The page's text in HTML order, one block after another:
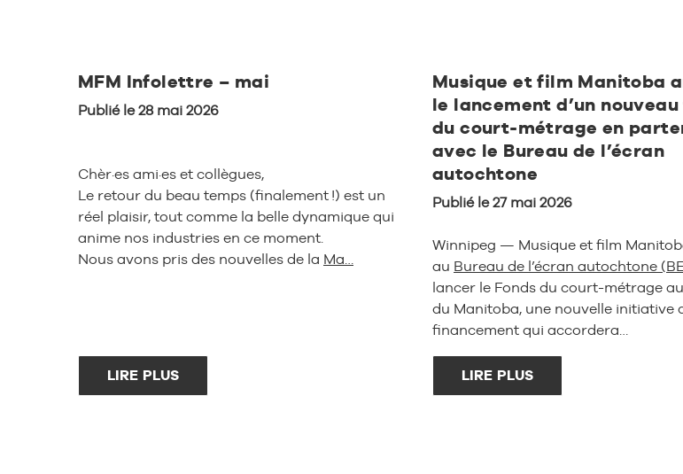
MFM Infolettre – mai
Publié le 28 mai 2026
Chèr·es ami·es et collègues,
Le retour du beau temps (finalement !) est un
réel plaisir, tout comme la belle dynamique qui
anime nos industries en ce moment.
Nous avons pris des nouvelles de la Ma…
LIRE PLUS
Musique et film Manitoba
le lancement d’un
du court-métrage en
avec le Bureau de l’écran
autochtone
Publié le 27 mai 2026
Winnipeg — Musique et film
au Bureau de l’écran autochtone
lancer le Fonds du court-métrage
du Manitoba, une nouvelle initiative
financement qui accordera…
LIRE PLUS